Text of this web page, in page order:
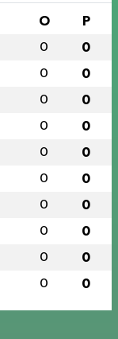
O P
0 0
0 0
0 0
0 0
0 0
0 0
0 0
0 0
0 0
0 0